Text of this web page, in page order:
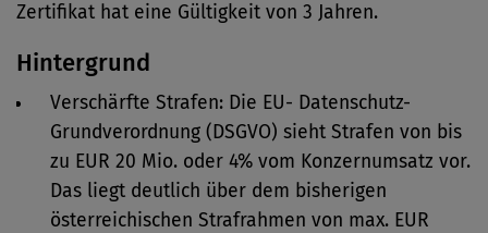
Zertifikat hat eine Gültigkeit von 3 Jahren.
Hintergrund
Verschärfte Strafen: Die EU- Datenschutz-
Grundverordnung (DSGVO) sieht Strafen von bis
zu EUR 20 Mio. oder 4% vom Konzernumsatz vor.
Das liegt deutlich über dem bisherigen
österreichischen Strafrahmen von max. EUR